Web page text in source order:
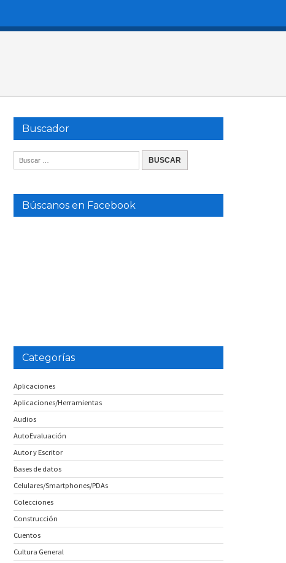
Buscador
Búscanos en Facebook
Categorías
Aplicaciones
Aplicaciones/Herramientas
Audios
AutoEvaluación
Autor y Escritor
Bases de datos
Celulares/Smartphones/PDAs
Colecciones
Construcción
Cuentos
Cultura General